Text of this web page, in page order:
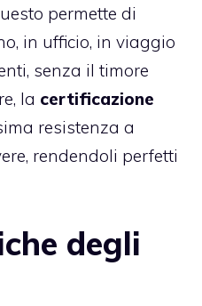
permette di
in ufficio, in viaggio
senza il timore
la certificazione
resistenza a
rendendoli perfetti
degli